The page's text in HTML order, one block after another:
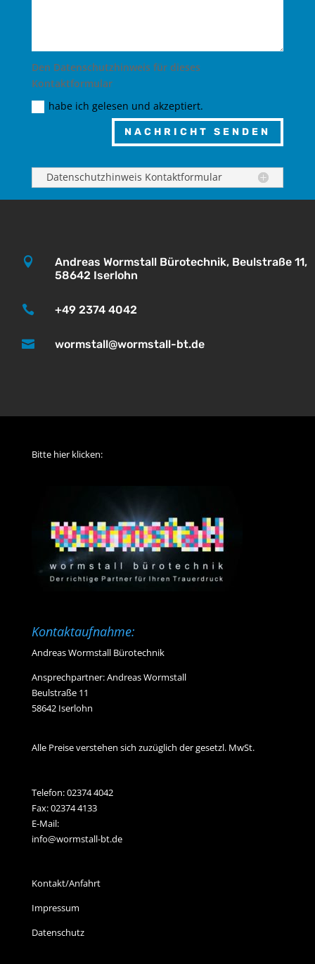
Den Datenschutzhinweis für dieses
Kontaktformular
habe ich gelesen und akzeptiert.
NACHRICHT SENDEN
Datenschutzhinweis Kontaktformular

Andreas Wormstall Bürotechnik, Beulstraße 11,
58642 Iserlohn
 +49 2374 4042
 wormstall@wormstall-bt.de
Bitte hier klicken:
Kontaktaufnahme:
Andreas Wormstall Bürotechnik
Ansprechpartner: Andreas Wormstall
Beulstraße 11
58642 Iserlohn
Alle Preise verstehen sich zuzüglich der gesetzl. MwSt.
Telefon:02374 4042
Fax: 02374 4133
E-Mail:
info@wormstall-bt.de
Kontakt/Anfahrt
Impressum
Datenschutz